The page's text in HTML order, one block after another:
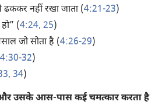
नहीं रखा जाता (4:21-23)
(4:24, 25)
जो सोता है (4:26-29)
4:30-32)
34)
उसके आस-पास कई चमत्कार करता है